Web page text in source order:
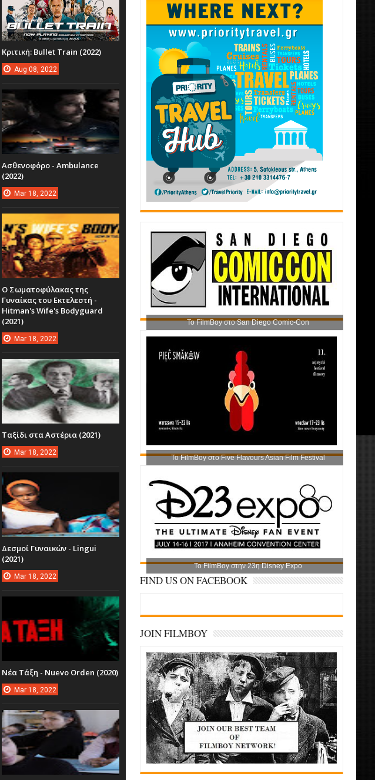
Το FilmBoy στο San Diego Comic-Con
Το FilmBoy στο Five Flavours Asian Film Festival
Το FilmBoy στην 23η Disney Expo
FIND US ON FACEBOOK
JOIN FILMBOY
Κριτική: Bullet Train (2022)
Aug 08, 2022
Ασθενοφόρο - Ambulance
(2022)
Mar 18, 2022
Ο Σωματοφύλακας της
Γυναίκας του Εκτελεστή -
Hitman's Wife's Bodyguard
(2021)
Mar 18, 2022
Ταξίδι στα Αστέρια (2021)
Mar 18, 2022
Δεσμοί Γυναικών - Lingui
(2021)
Mar 18, 2022
Νέα Τάξη - Nuevo Orden (2020)
Mar 18, 2022